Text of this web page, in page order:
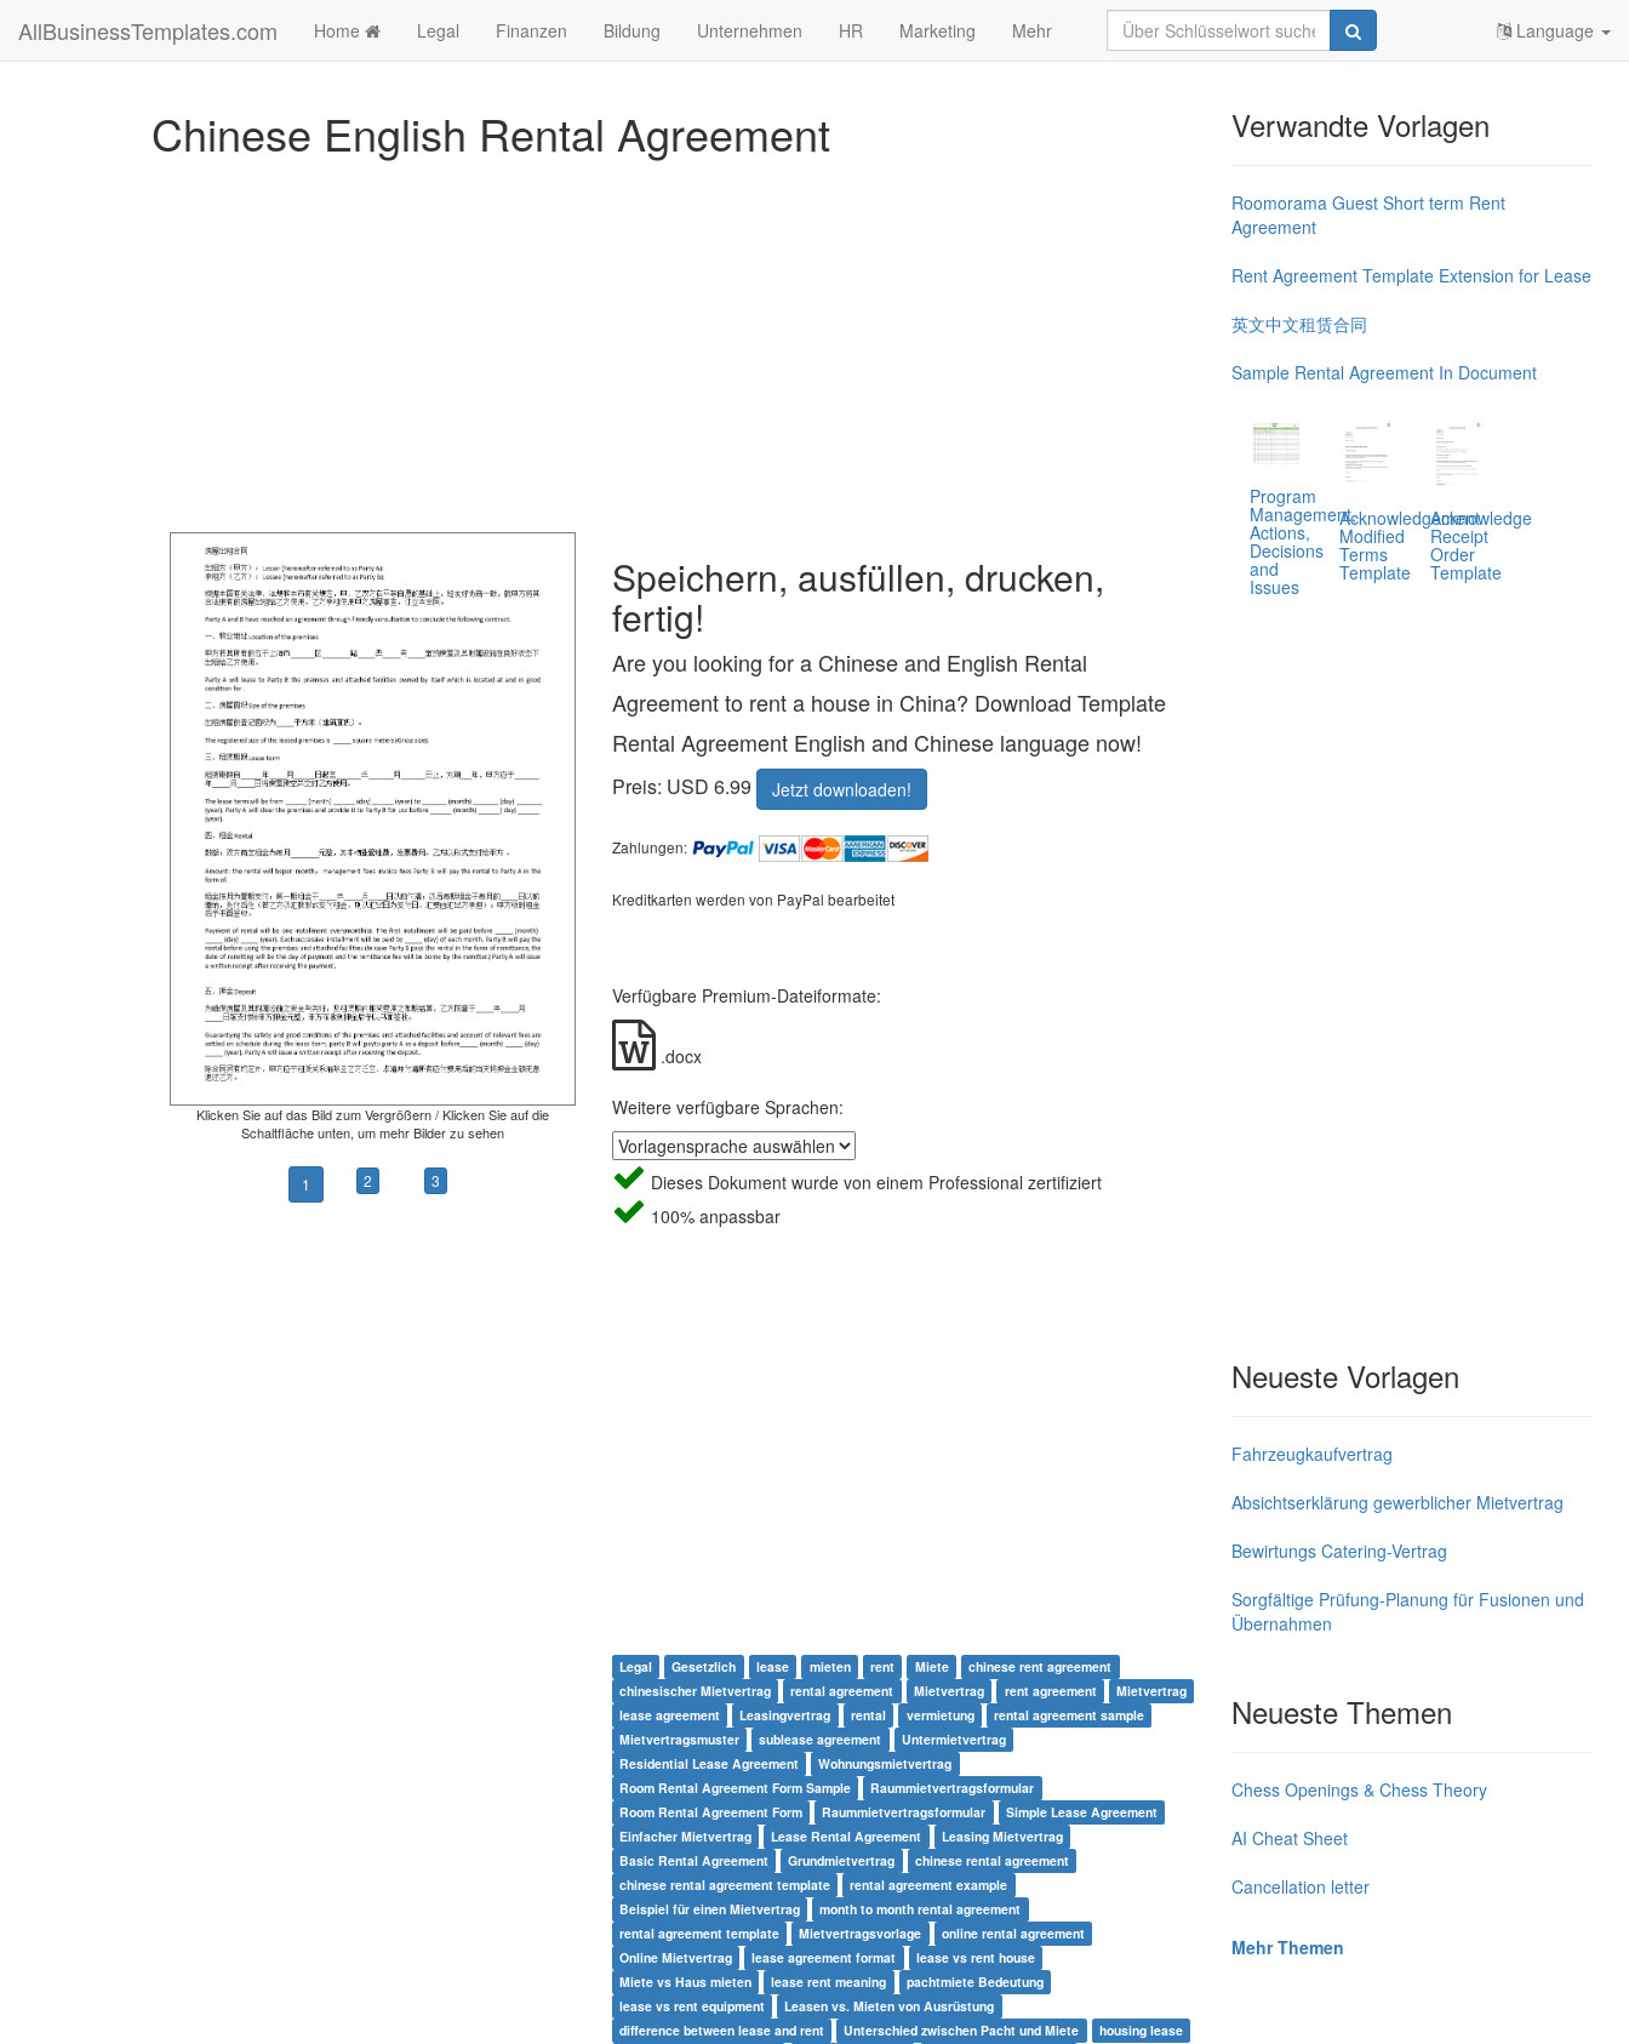
AllBusinessTemplates.com Home Legal Finanzen Bildung Unternehmen HR Marketing Mehr Language
Chinese English Rental Agreement
Klicken Sie auf das Bild zum Vergrößern / Klicken Sie auf die
Schaltfläche unten, um mehr Bilder zu sehen
1 2 3
Speichern, ausfüllen, drucken,
fertig!
Are you looking for a Chinese and English Rental
Agreement to rent a house in China? Download Template
Rental Agreement English and Chinese language now!
Preis: USD 6.99 Jetzt downloaden!
Zahlungen:
Kreditkarten werden von PayPal bearbeitet
Verfügbare Premium-Dateiformate:
.docx
Weitere verfügbare Sprachen:
Dieses Dokument wurde von einem Professional zertifiziert
100% anpassbar
Legal Gesetzlich lease mieten rent Miete
chinese rent agreement
chinesischer Mietvertrag
rental agreement Mietvertrag rent agreement
Mietvertrag
lease agreement
Leasingvertrag rental vermietung
rental agreement sample
Mietvertragsmuster
sublease agreement
Untermietvertrag
Residential Lease Agreement
Wohnungsmietvertrag
Room Rental Agreement Form Sample
Raummietvertragsformular
Room Rental Agreement Form
Raummietvertragsformular
Simple Lease Agreement
Einfacher Mietvertrag
Lease Rental Agreement
Leasing Mietvertrag
Basic Rental Agreement
Grundmietvertrag
chinese rental agreement
chinese rental agreement template
rental agreement example
Beispiel für einen Mietvertrag
month to month rental agreement
rental agreement template
Mietvertragsvorlage
online rental agreement
Online Mietvertrag
lease agreement format
lease vs rent house
Miete vs Haus mieten
lease rent meaning
pachtmiete Bedeutung
lease vs rent equipment
Leasen vs. Mieten von Ausrüstung
difference between lease and rent
Unterschied zwischen Pacht und Miete
housing lease
Verwandte Vorlagen
Roomorama Guest Short term Rent
Agreement
Rent Agreement Template Extension for Lease
英文中文租赁合同
Sample Rental Agreement In Document
Program
Management,
Actions,
Decisions
and
Issues
Acknowledgement
Modified
Terms
Template
Acknowledge
Receipt
Order
Template
Neueste Vorlagen
Fahrzeugkaufvertrag
Absichtserklärung gewerblicher Mietvertrag
Bewirtungs Catering-Vertrag
Sorgfältige Prüfung-Planung für Fusionen und
Übernahmen
Neueste Themen
Chess Openings & Chess Theory
AI Cheat Sheet
Cancellation letter
Mehr Themen